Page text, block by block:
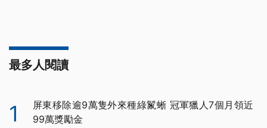
最多人閱讀
1
屏東移除逾9萬隻外來種綠鬣蜥 冠軍獵人7個月領近
99萬獎勵金